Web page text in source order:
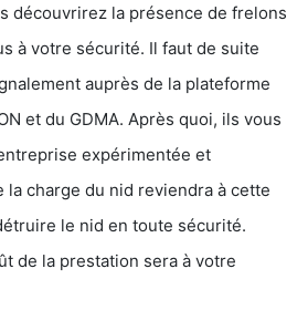
découvrirez la présence de frelons
à votre sécurité. Il faut de suite
auprès de la plateforme
et du GDMA. Après quoi, ils vous
expérimentée et
la charge du nid reviendra à cette
le nid en toute sécurité.
de la prestation sera à votre